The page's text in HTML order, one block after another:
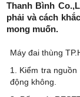
Thanh Bình
phải và cách
mong muốn.
Máy đai thùng
1. Kiểm tra
động không.